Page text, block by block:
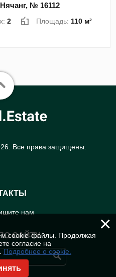
№ 16112
2 Площадь: 110 м²
Все права защищены.
нам
САЙТУ
×
cookie-файлы. Продолжая
согласие на
Подробнее о cookie.